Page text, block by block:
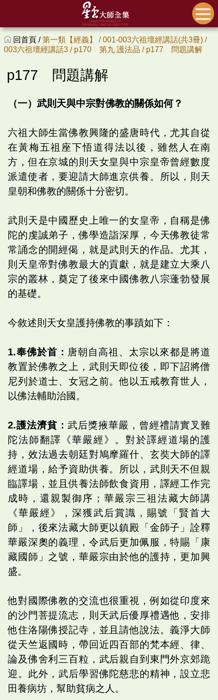
回首頁 /第一類【經義】 /001-003六祖壇經講話(共3冊) /
003六祖壇經講話3 / p170 第九 護法品 / p177 問題講解
p177 問題講解
（一）武則天與中宗對佛教的關係如何？
六祖大師生當佛教興隆的盛唐時代，尤其自從
在黃梅五祖座下悟道得法以後，雖然人在南
方，但在京城的則天女皇與中宗皇帝曾經數度
派遣使者，要迎請大師進京供養。所以，則天
皇朝和佛教的關係十分密切。
武則天是中國歷史上唯一的女皇帝，自稱是佛
陀的虔誠弟子，佛學造詣深厚，今天佛教徒常
常誦念的開經偈，就是武則天的作品。尤其，
則天皇帝對佛教最大的貢獻，就是建立大乘八
宗的叢林，奠定了後來中國佛教八宗蓬勃發展
的基礎。
今敘述則天女皇護持佛教的事蹟如下：
1.奉佛於首： 唐朝自高祖、太宗以來都是將道
教置於佛教之上，武則天即位後，即下詔將僧
尼列於道士、女冠之前。他以五戒教育世人，
以佛法輔助治國。
2.護法濟貧： 武后獎掖華嚴，曾經禮請實叉難
陀法師翻譯《華嚴經》。對於譯經道場的護
持，效法過去朝廷對鳩摩羅什、玄奘大師的譯
經道場，給予資助供養。所以，武則天不但親
臨譯場，並且供養法師飲食資用，譯經工作完
成時，還親製御序；華嚴宗三祖法藏大師講
《華嚴經》，深獲武后賞識，賜號「賢首大
師」，後來法藏大師更以鎮殿「金師子」詮釋
華嚴深奧的義理，令武后更加佩服，特賜「康
藏國師」之號，華嚴宗由於他的護持，更加興
盛。
他對國際佛教的交流也很重視，例如從印度來
的沙門菩提流志，則天武后優厚禮遇他，安排
他住洛陽佛授記寺，並且請他說法。義淨大師
從天竺返國時，帶回近四百部的梵本經、律、
論及佛舍利三百粒，武后親自到東門外京郊跪
迎。此外，武后學習佛陀慈悲的精神，設立悲
田養病坊，幫助貧病之人。